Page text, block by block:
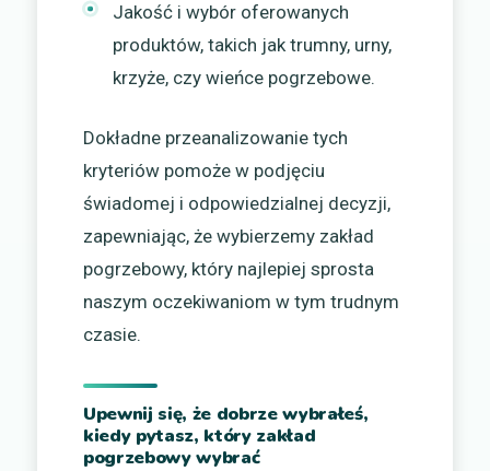
Jakość i wybór oferowanych
produktów, takich jak trumny, urny,
krzyże, czy wieńce pogrzebowe.
Dokładne przeanalizowanie tych
kryteriów pomoże w podjęciu
świadomej i odpowiedzialnej decyzji,
zapewniając, że wybierzemy zakład
pogrzebowy, który najlepiej sprosta
naszym oczekiwaniom w tym trudnym
czasie.
Upewnij się, że dobrze wybrałeś,
kiedy pytasz, który zakład
pogrzebowy wybrać